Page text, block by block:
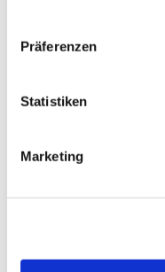
Präferenzen
Statistiken
Marketing